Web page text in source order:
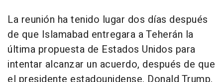
La reunión ha tenido lugar dos días después
de que Islamabad entregara a Teherán la
última propuesta de Estados Unidos para
intentar alcanzar un acuerdo, después de que